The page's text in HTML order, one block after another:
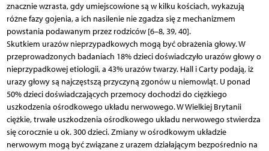
znacznie wzrasta, gdy umiejscowione są w kilku kościach, wykazują
różne fazy gojenia, a ich nasilenie nie zgadza się z mechanizmem
powstania podawanym przez rodziców [6–8, 39, 40].
Skutkiem urazów nieprzypadkowych mogą być obrażenia głowy. W
przeprowadzonych badaniach 18% dzieci doświadczyło urazów głowy o
nieprzypadkowej etiologii, a 43% urazów twarzy. Hall i Carty podają, iż
urazy głowy są najczęstszą przyczyną zgonów u niemowląt. U ponad
50% dzieci doświadczających przemocy dochodzi do ciężkiego
uszkodzenia ośrodkowego układu nerwowego. W Wielkiej Brytanii
ciężkie, trwałe uszkodzenia ośrodkowego układu nerwowego stwierdza
się corocznie u ok. 300 dzieci. Zmiany w ośrodkowym układzie
nerwowym mogą być związane z urazem działającym bezpośrednio na